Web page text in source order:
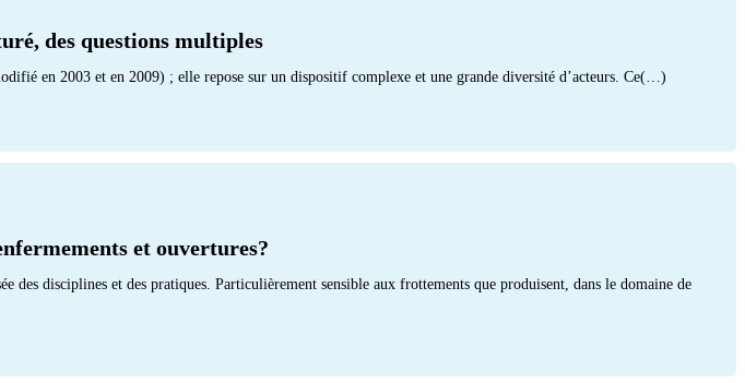
des questions multiples
en 2003 et en 2009) ; elle repose sur un dispositif complexe et une grande diversité d’acteurs. Ce(…)
et ouvertures?
disciplines et des pratiques. Particulièrement sensible aux frottements que produisent, dans le domaine de